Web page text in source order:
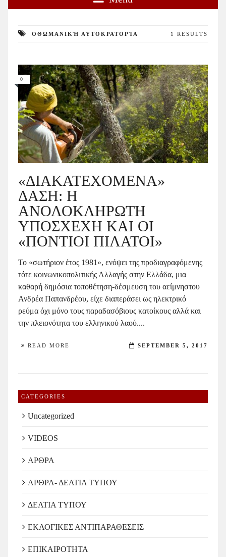
ΟΘΩΜΑΝΙΚΉ ΑΥΤΟΚΡΑΤΟΡΊΑ 1 RESULTS
0
«ΔΙΑΚΑΤΕΧΟΜΕΝΑ»
ΔΑΣΗ: Η
ΑΝΟΛΟΚΛΗΡΩΤΗ
ΥΠΟΣΧΕΧΗ ΚΑΙ ΟΙ
«ΠΟΝΤΙΟΙ ΠΙΛΑΤΟΙ»
Το «σωτήριον έτος 1981», ενόψει της προδιαγραφόμενης
τότε κοινωνικοπολιτικής Αλλαγής στην Ελλάδα, μια
καθαρή δημόσια τοποθέτηση-δέσμευση του αείμνηστου
Ανδρέα Παπανδρέου, είχε διαπεράσει ως ηλεκτρικό
ρεύμα όχι μόνο τους παραδασόβιους κατοίκους αλλά και
την πλειονότητα του ελληνικού λαού....
READ MORE SEPTEMBER 5, 2017
CATEGORIES
Uncategorized
VIDEOS
ΑΡΘΡΑ
ΑΡΘΡΑ- ΔΕΛΤΙΑ ΤΥΠΟΥ
ΔΕΛΤΙΑ ΤΥΠΟΥ
ΕΚΛΟΓΙΚΕΣ ΑΝΤΙΠΑΡΑΘΕΣΕΙΣ
ΕΠΙΚΑΙΡΟΤΗΤΑ